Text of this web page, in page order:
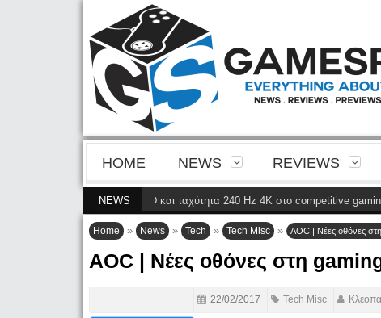
HOME NEWS REVIEWS
NEWS
4ης γενιάς QD-OLED και ταχύτητα 240 Hz 4K στο competitive gaming (28
Home » News » Tech » Tech Misc » AOC | Νέες οθόνες
AOC | Νέες οθόνες στη
22/02/2017 Tech Misc